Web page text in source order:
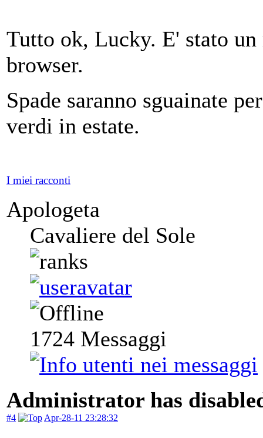
Tutto ok, Lucky. E' stato
browser.
Spade saranno sguainate
verdi in estate.
I miei racconti
Apologeta
Cavaliere del Sole
1724 Messaggi
Administrator has
#4 Apr-28-11 23:28:32